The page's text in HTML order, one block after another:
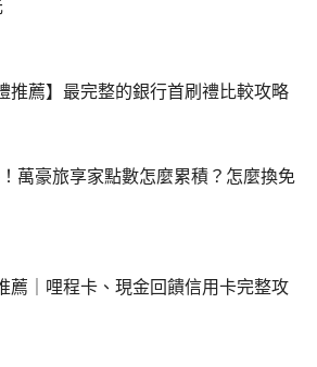
推薦】最完整的銀行首刷禮比較攻略
萬豪旅享家點數怎麼累積？怎麼換免
薦｜哩程卡、現金回饋信用卡完整攻